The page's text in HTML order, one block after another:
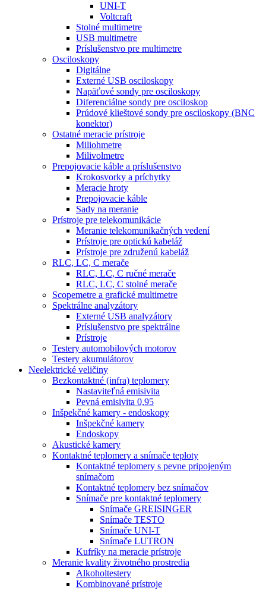
UNI-T
Voltcraft
Stolné multimetre
USB multimetre
Príslušenstvo pre multimetre
Osciloskopy
Digitálne
Externé USB osciloskopy
Napäťové sondy pre osciloskopy
Diferenciálne sondy pre osciloskop
Prúdové klieštové sondy pre osciloskopy (BNC
konektor)
Ostatné meracie prístroje
Miliohmetre
Milivolmetre
Prepojovacie káble a príslušenstvo
Krokosvorky a príchytky
Meracie hroty
Prepojovacie káble
Sady na meranie
Prístroje pre telekomunikácie
Meranie telekomunikačných vedení
Prístroje pre optickú kabeláž
Prístroje pre združenú kabeláž
RLC, LC, C merače
RLC, LC, C ručné merače
RLC, LC, C stolné merače
Scopemetre a grafické multimetre
Spektrálne analyzátory
Externé USB analyzátory
Príslušenstvo pre spektrálne
Prístroje
Testery automobilových motorov
Testery akumulátorov
Neelektrické veličiny
Bezkontaktné (infra) teplomery
Nastaviteľná emisivita
Pevná emisivita 0,95
Inšpekčné kamery - endoskopy
Inšpekčné kamery
Endoskopy
Akustické kamery
Kontaktné teplomery a snímače teploty
Kontaktné teplomery s pevne pripojeným
snímačom
Kontaktné teplomery bez snímačov
Snímače pre kontaktné teplomery
Snímače GREISINGER
Snímače TESTO
Snímače UNI-T
Snímače LUTRON
Kufríky na meracie prístroje
Meranie kvality životného prostredia
Alkoholtestery
Kombinované prístroje